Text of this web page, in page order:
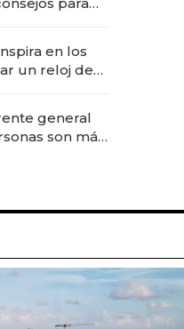
en los
un reloj de
general
son más